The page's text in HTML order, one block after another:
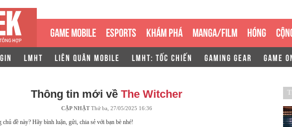
GAME MOBILE ESPORTS KHÁM PHÁ MANGA/FILM HÓNG
LMHT LIÊN QUÂN MOBILE LMHT: TỐC CHIẾN GAMING GEAR GAME
Thông tin mới về The Witcher
CẬP NHẬTThứ ba, 27/05/2025 16:36
đề này? Hãy bình luận, gửi, chia sẻ với bạn bè nhé!